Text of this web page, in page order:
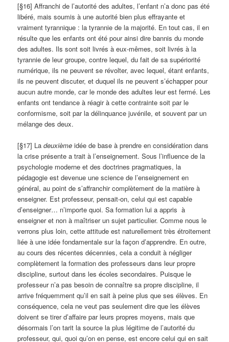
[§16] Affranchi de l’autorité des adultes, l’enfant n’a donc pas été
libéré, mais soumis à une autorité bien plus effrayante et
vraiment tyrannique : la tyrannie de la majorité. En tout cas, il en
résulte que les enfants ont été pour ainsi dire bannis du monde
des adultes. Ils sont soit livrés à eux-mêmes, soit livrés à la
tyrannie de leur groupe, contre lequel, du fait de sa supériorité
numérique, ils ne peuvent se révolter, avec lequel, étant enfants,
ils ne peuvent discuter, et duquel ils ne peuvent s’échapper pour
aucun autre monde, car le monde des adultes leur est fermé. Les
enfants ont tendance à réagir à cette contrainte soit par le
conformisme, soit par la délinquance juvénile, et souvent par un
mélange des deux.
[§17] Ladeuxième idée de base à prendre en considération dans
la crise présente a trait à l’enseignement. Sous l’influence de la
psychologie moderne et des doctrines pragmatiques, la
pédagogie est devenue une science de l’enseignement en
général, au point de s’affranchir complètement de la matière à
enseigner. Est professeur, pensait-on, celui qui est capable
d’enseigner… n’importe quoi. Sa formation lui a appris à
enseigner et non à maîtriser un sujet particulier. Comme nous le
verrons plus loin, cette attitude est naturellement très étroitement
liée à une idée fondamentale sur la façon d’apprendre. En outre,
au cours des récentes décennies, cela a conduit à négliger
complètement la formation des professeurs dans leur propre
discipline, surtout dans les écoles secondaires. Puisque le
professeur n’a pas besoin de connaître sa propre discipline, il
arrive fréquemment qu’il en sait à peine plus que ses élèves. En
conséquence, cela ne veut pas seulement dire que les élèves
doivent se tirer d’affaire par leurs propres moyens, mais que
désormais l’on tarit la source la plus légitime de l’autorité du
professeur, qui, quoi qu’on en pense, est encore celui qui en sait